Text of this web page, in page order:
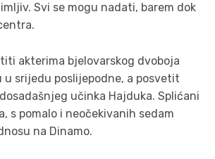
Svi se mogu nadati, barem dok
akterima bjelovarskog dvoboja
u srijedu poslijepodne, a posvetit
učinka Hajduka. Splićani
s pomalo i neočekivanih sedam
na Dinamo.